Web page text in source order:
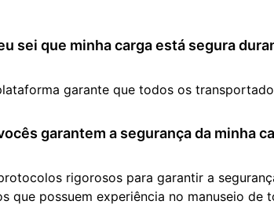
sei que minha carga está segura
garante que todos os
garantem a segurança da minha
rigorosos para garantir a
que possuem experiência no manuseio de